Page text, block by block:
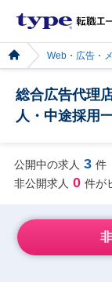
Web・広告・
総合広告代理
人・中途採用
公開中の求人 3 件
非公開求人 0 件が